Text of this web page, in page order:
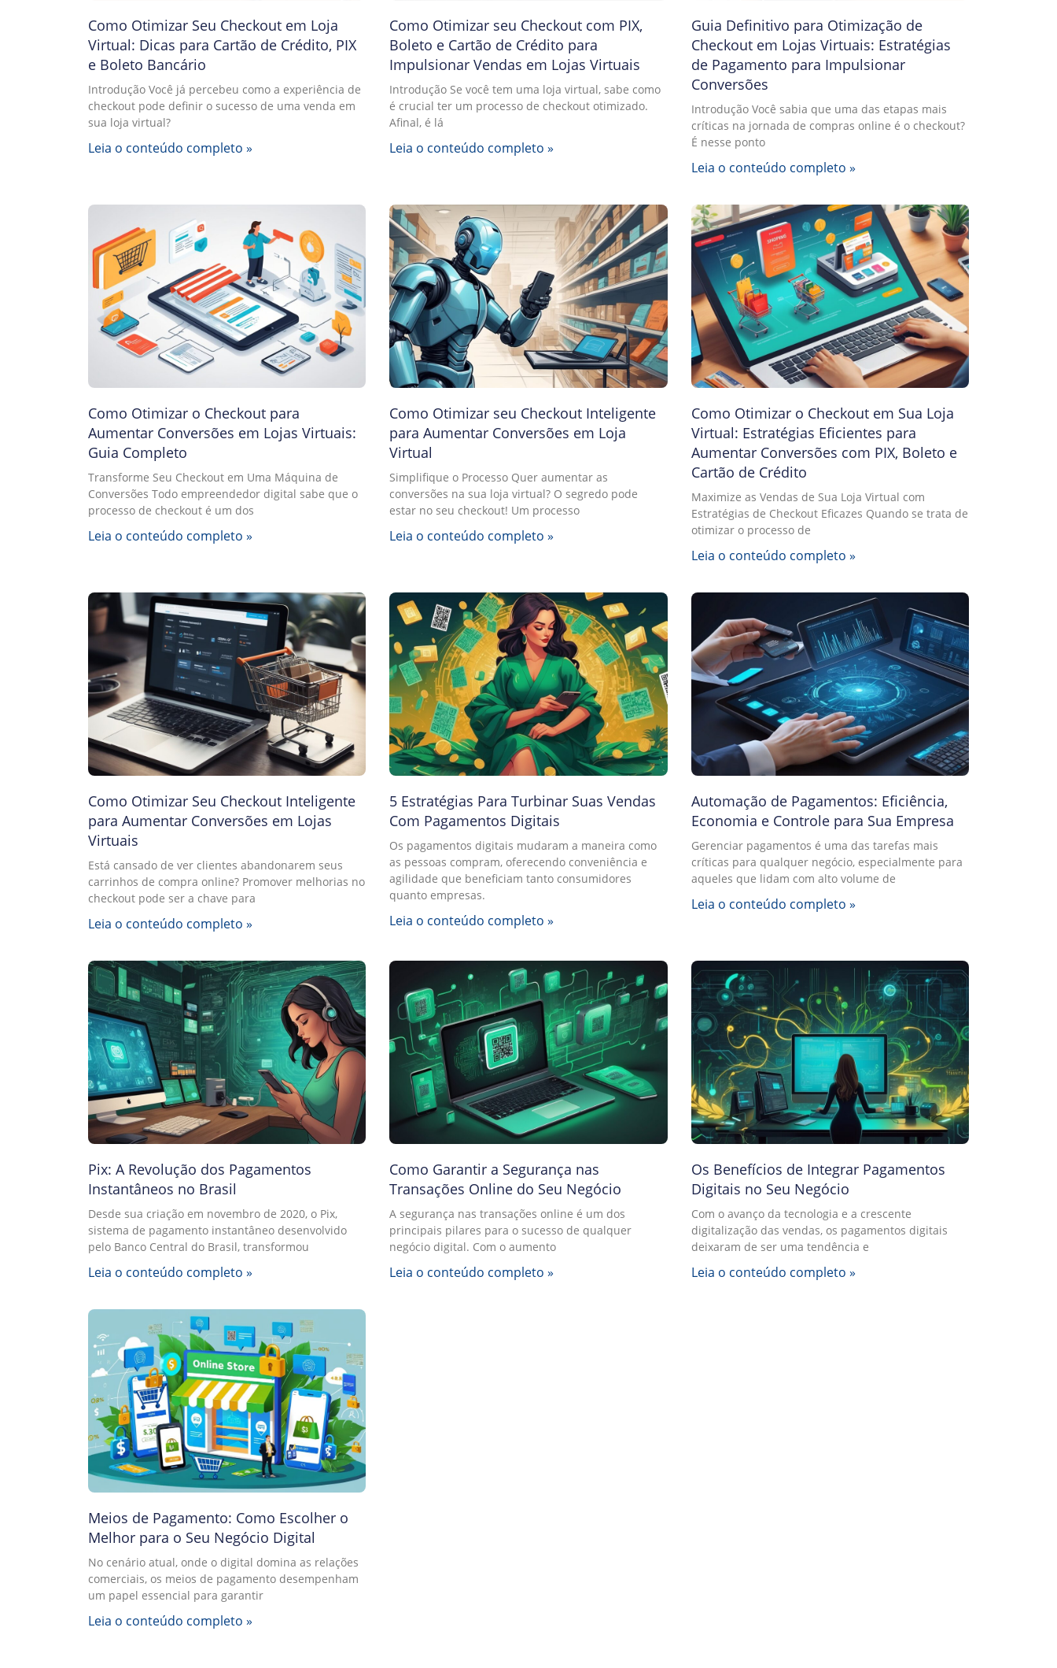
Como Otimizar Seu Checkout em Loja
Virtual: Dicas para Cartão de Crédito, PIX
e Boleto Bancário
Introdução Você já percebeu como a experiência de
checkout pode definir o sucesso de uma venda em
sua loja virtual?
Leia o conteúdo completo »
Como Otimizar seu Checkout com PIX,
Boleto e Cartão de Crédito para
Impulsionar Vendas em Lojas Virtuais
Introdução Se você tem uma loja virtual, sabe como
é crucial ter um processo de checkout otimizado.
Afinal, é lá
Leia o conteúdo completo »
Guia Definitivo para Otimização de
Checkout em Lojas Virtuais: Estratégias
de Pagamento para Impulsionar
Conversões
Introdução Você sabia que uma das etapas mais
críticas na jornada de compras online é o checkout?
É nesse ponto
Leia o conteúdo completo »
Como Otimizar o Checkout para
Aumentar Conversões em Lojas Virtuais:
Guia Completo
Transforme Seu Checkout em Uma Máquina de
Conversões Todo empreendedor digital sabe que o
processo de checkout é um dos
Leia o conteúdo completo »
Como Otimizar seu Checkout Inteligente
para Aumentar Conversões em Loja
Virtual
Simplifique o Processo Quer aumentar as
conversões na sua loja virtual? O segredo pode
estar no seu checkout! Um processo
Leia o conteúdo completo »
Como Otimizar o Checkout em Sua Loja
Virtual: Estratégias Eficientes para
Aumentar Conversões com PIX, Boleto e
Cartão de Crédito
Maximize as Vendas de Sua Loja Virtual com
Estratégias de Checkout Eficazes Quando se trata de
otimizar o processo de
Leia o conteúdo completo »
Como Otimizar Seu Checkout Inteligente
para Aumentar Conversões em Lojas
Virtuais
Está cansado de ver clientes abandonarem seus
carrinhos de compra online? Promover melhorias no
checkout pode ser a chave para
Leia o conteúdo completo »
5 Estratégias Para Turbinar Suas Vendas
Com Pagamentos Digitais
Os pagamentos digitais mudaram a maneira como
as pessoas compram, oferecendo conveniência e
agilidade que beneficiam tanto consumidores
quanto empresas.
Leia o conteúdo completo »
Automação de Pagamentos: Eficiência,
Economia e Controle para Sua Empresa
Gerenciar pagamentos é uma das tarefas mais
críticas para qualquer negócio, especialmente para
aqueles que lidam com alto volume de
Leia o conteúdo completo »
Pix: A Revolução dos Pagamentos
Instantâneos no Brasil
Desde sua criação em novembro de 2020, o Pix,
sistema de pagamento instantâneo desenvolvido
pelo Banco Central do Brasil, transformou
Leia o conteúdo completo »
Como Garantir a Segurança nas
Transações Online do Seu Negócio
A segurança nas transações online é um dos
principais pilares para o sucesso de qualquer
negócio digital. Com o aumento
Leia o conteúdo completo »
Os Benefícios de Integrar Pagamentos
Digitais no Seu Negócio
Com o avanço da tecnologia e a crescente
digitalização das vendas, os pagamentos digitais
deixaram de ser uma tendência e
Leia o conteúdo completo »
Meios de Pagamento: Como Escolher o
Melhor para o Seu Negócio Digital
No cenário atual, onde o digital domina as relações
comerciais, os meios de pagamento desempenham
um papel essencial para garantir
Leia o conteúdo completo »